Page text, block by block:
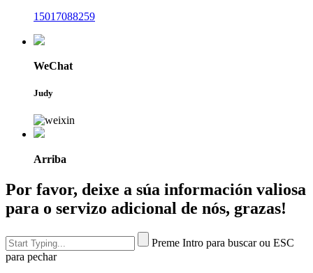
15017088259
WeChat
Judy
Arriba
Por favor, deixe a súa información valiosa
para o servizo adicional de nós, grazas!
Preme Intro para buscar ou ESC
para pechar